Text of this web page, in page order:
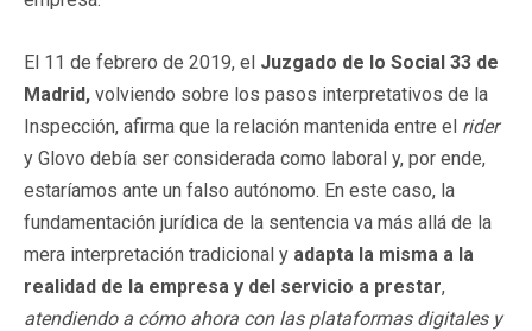
El 11 de febrero de 2019, el Juzgado de lo Social 33 de
Madrid, volviendo sobre los pasos interpretativos de la
Inspección, afirma que la relación mantenida entre el rider
y Glovo debía ser considerada como laboral y, por ende,
estaríamos ante un falso autónomo. En este caso, la
fundamentación jurídica de la sentencia va más allá de la
mera interpretación tradicional y adapta la misma a la
realidad de la empresa y del servicio a prestar,
atendiendo a cómo ahora con las plataformas digitales y